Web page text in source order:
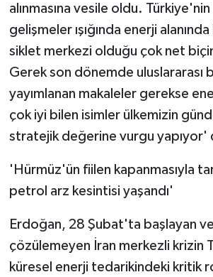
alınmasına vesile oldu.
gelişmeler ışığında enerji
siklet merkezi olduğu çok net
Gerek son dönemde uluslararası
yayımlanan makaleler gerekse
çok iyi bilen isimler ülkemizin
stratejik değerine vurgu yapıyor'
'Hürmüz'ün fiilen kapanmasıyla
petrol arz kesintisi yaşandı'
Erdoğan, 28 Şubat'ta başlayan
çözülemeyen İran merkezli krizin
küresel enerji tedarikindeki kritik